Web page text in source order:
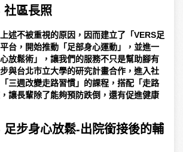
社區長照
述不被重視的原因，因而建立了「VERS足
台，開始推動「足部身心運動」，並進一
放鬆術」，讓我們的服務不只是幫助腳有
與台北市立大學的研究計畫合作，進入社
三週改變走路習慣」的課程，搭配「走路
讓長輩除了能夠預防跌倒，還有促進健康
足步身心放鬆-出院銜接後的輔